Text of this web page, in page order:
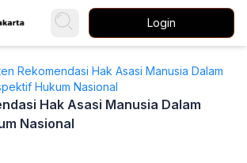
Login
Rekomendasi Hak Asasi Manusia Dalam
Hukum Nasional
Hak Asasi Manusia Dalam
Nasional